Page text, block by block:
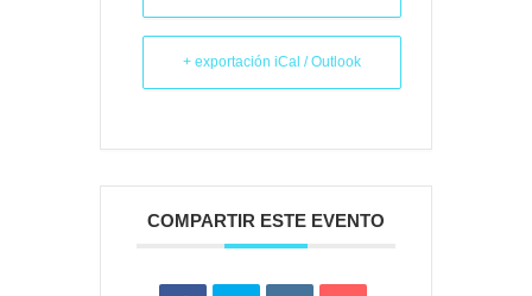
+ exportación iCal / Outlook
COMPARTIR ESTE EVENTO